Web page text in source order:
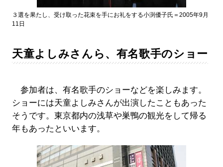
３選を果たし、受け取った花束を手にお礼をする小渕優子氏＝2005年9月
11日
天童よしみさんら、有名歌手のショー
参加者は、有名歌手のショーなどを楽しみます。
ショーには天童よしみさんが出演したこともあった
そうです。東京都内の浅草や巣鴨の観光をして帰る
年もあったといいます。